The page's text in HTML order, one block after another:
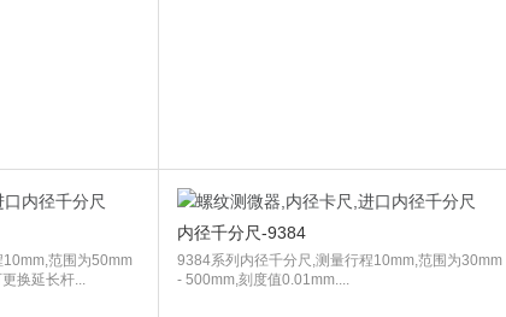
范围为50mm
换延长杆...
内径千分尺-9384
9384系列内径千分尺,测量行程10mm,范围为30mm
- 500mm,刻度值0.01mm....